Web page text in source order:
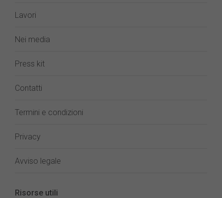
Lavori
Nei media
Press kit
Contatti
Termini e condizioni
Privacy
Avviso legale
Risorse utili